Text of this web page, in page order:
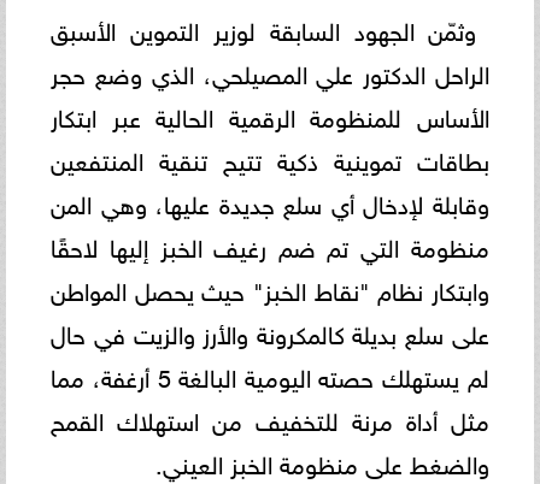
وثمّن الجهود السابقة لوزير التموين الأسبق
الراحل الدكتور علي المصيلحي، الذي وضع حجر
الأساس للمنظومة الرقمية الحالية عبر ابتكار
بطاقات تموينية ذكية تتيح تنقية المنتفعين
وقابلة لإدخال أي سلع جديدة عليها، وهي المن
منظومة التي تم ضم رغيف الخبز إليها لاحقًا
وابتكار نظام "نقاط الخبز" حيث يحصل المواطن
على سلع بديلة كالمكرونة والأرز والزيت في حال
لم يستهلك حصته اليومية البالغة 5 أرغفة، مما
مثل أداة مرنة للتخفيف من استهلاك القمح
والضغط على منظومة الخبز العيني.